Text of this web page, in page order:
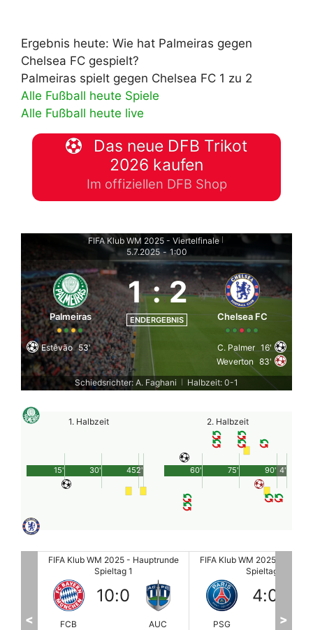
Ergebnis heute: Wie hat Palmeiras gegen
Chelsea FC gespielt?
Palmeiras spielt gegen Chelsea FC 1 zu 2
Alle Fußball heute Spiele
Alle Fußball heute live
Das neue DFB Trikot
2026 kaufen
Im offiziellen DFB Shop
FIFA Klub WM 2025 - Viertelfinale
5.7.2025 - 1:00
Palmeiras
1 : 2
ENDERGEBNIS Chelsea FC
Estêvão 53' C. Palmer 16'
Weverton 83'
Schiedsrichter: A. Faghani
Halbzeit: 0-1
1. Halbzeit
45'
15' 30' 2'
2. Halbzeit
90'
60' 75' 4'
FIFA Klub WM 2025 - Hauptrunde
Spieltag 1
PSG
4:0
ATL
FIFA Klub WM 2025 -
Spieltag 1
PAL
0:0
< >